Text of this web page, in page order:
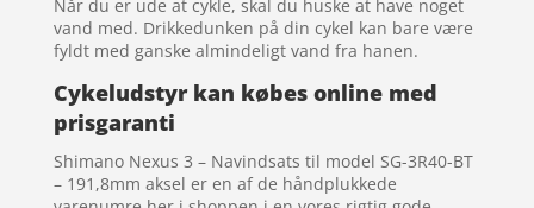
Når du er ude at cykle, skal du huske at have noget
vand med. Drikkedunken på din cykel kan bare være
fyldt med ganske almindeligt vand fra hanen.
Cykeludstyr kan købes online med
prisgaranti
Shimano Nexus 3 – Navindsats til model SG-3R40-BT
– 191,8mm aksel er en af de håndplukkede